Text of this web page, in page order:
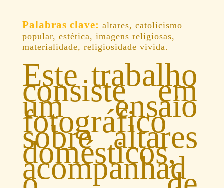
altares, catolicismo
popular, estética, imagens religiosas,
materialidade, religiosidade vivida.
Este trabalho
consiste em
um ensaio
fotográfico
sobre altares
domésticos,
acompanhad